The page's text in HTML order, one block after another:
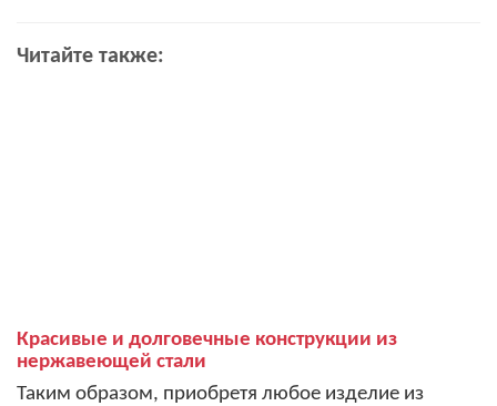
Читайте также:
Красивые и долговечные конструкции из
нержавеющей стали
Таким образом, приобретя любое изделие из